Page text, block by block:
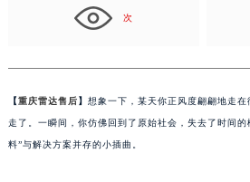
次
【重庆雷达售后】 想象一下，某天你正风度翩翩地走
走了。一瞬间，你仿佛回到了原始社会，失去了时间
料”与解决方案并存的小插曲。